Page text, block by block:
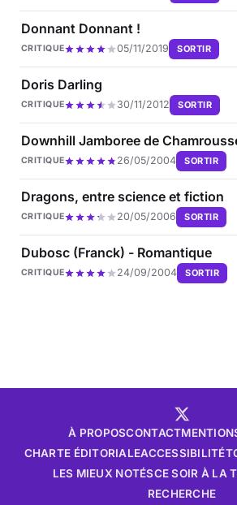
Donnant Donnant !
CRITIQUE 05/11/2019 SORTIR
Doris Darling
CRITIQUE 30/11/2012 SORTIR
Downhill Jamboree de
CRITIQUE 26/05/2004 SORTIR
Dragons, entre science et fiction
CRITIQUE 20/05/2006 SORTIR
Dubosc (Franck) - Romantique
CRITIQUE 24/09/2004 SORTIR
À PROPOSCONTACT
CHARTE ÉDITORIALEACCESSIBILITÉ
LES MIEUX NOTÉSCE SOIR À LA
RECHERCHE